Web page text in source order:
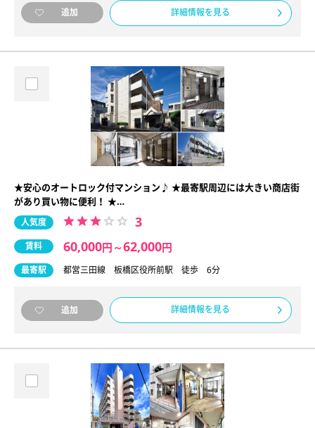
追加 詳細情報を見る
★安心のオートロック付マンション♪ ★最寄駅周辺には大きい商店街
があり買い物に便利！ ★…
人気度 3
賃料 60,000円 ～62,000円
最寄駅 都営三田線 板橋区役所前駅 徒歩 6分
追加 詳細情報を見る